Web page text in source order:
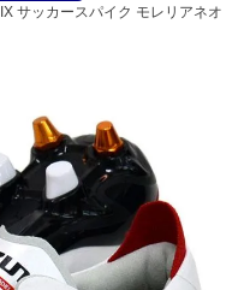
サッカースパイク モレリアネオ